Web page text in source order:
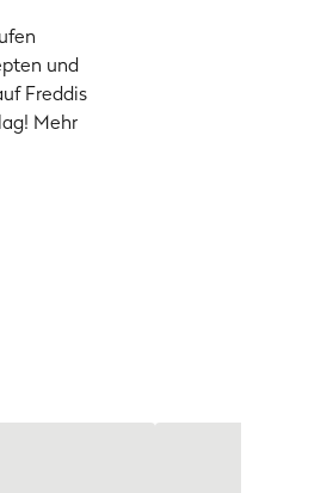
und
Freddis
Mehr